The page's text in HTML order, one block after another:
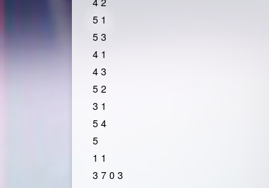
5 1
5 3
4 1
4 3
5 2
3 1
5 4
5
1 1
3 7 0 3